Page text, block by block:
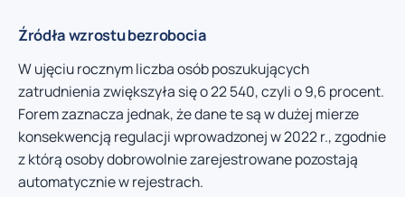
Źródła wzrostu bezrobocia
W ujęciu rocznym liczba osób poszukujących
zatrudnienia zwiększyła się o 22 540, czyli o 9,6 procent.
Forem zaznacza jednak, że dane te są w dużej mierze
konsekwencją regulacji wprowadzonej w 2022 r., zgodnie
z którą osoby dobrowolnie zarejestrowane pozostają
automatycznie w rejestrach.